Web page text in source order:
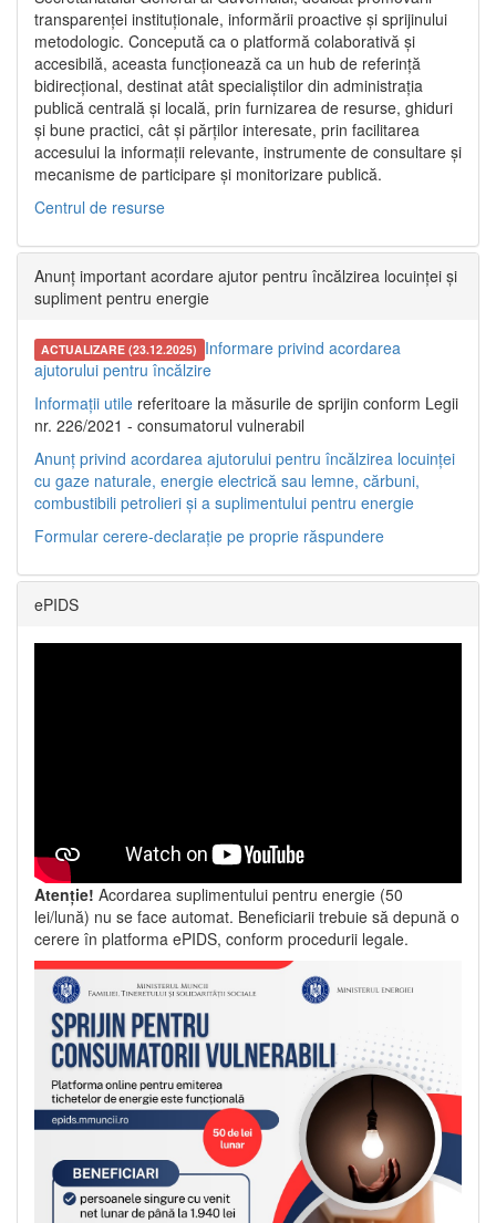
transparenței instituționale, informării proactive și sprijinului
metodologic. Concepută ca o platformă colaborativă și
accesibilă, aceasta funcționează ca un hub de referință
bidirecțional, destinat atât specialiștilor din administrația
publică centrală și locală, prin furnizarea de resurse, ghiduri
și bune practici, cât și părților interesate, prin facilitarea
accesului la informații relevante, instrumente de consultare și
mecanisme de participare și monitorizare publică.
Centrul de resurse
Anunț important acordare ajutor pentru încălzirea locuinței și
supliment pentru energie
ACTUALIZARE (23.12.2025) Informare privind acordarea
ajutorului pentru încălzire
Informații utile referitoare la măsurile de sprijin conform Legii
nr. 226/2021 - consumatorul vulnerabil
Anunț privind acordarea ajutorului pentru încălzirea locuinței
cu gaze naturale, energie electrică sau lemne, cărbuni,
combustibili petrolieri și a suplimentului pentru energie
Formular cerere-declarație pe proprie răspundere
ePIDS
Atenție! Acordarea suplimentului pentru energie (50
lei/lună) nu se face automat. Beneficiarii trebuie să depună o
cerere în platforma ePIDS, conform procedurii legale.